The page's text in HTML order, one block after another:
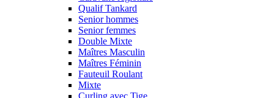
Qualif Tankard
Senior hommes
Senior femmes
Double Mixte
Maîtres Masculin
Maîtres Féminin
Fauteuil Roulant
Mixte
Curling avec Tige